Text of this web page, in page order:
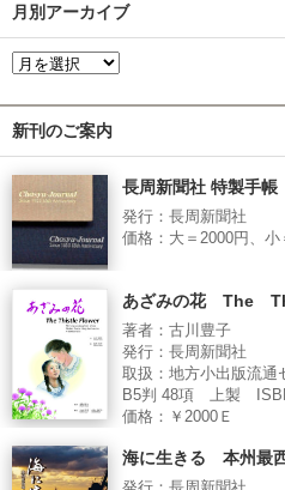
月別アーカイブ
新刊のご案内
長周新聞社 特製手帳
発行：長周新聞社
価格：大＝2000円、小
あざみの花 The
著者：古川豊子
発行：長周新聞社
取扱：地方小出版流通
B5判 48項 上製
価格：￥2000Ｅ
海に生きる 本州最